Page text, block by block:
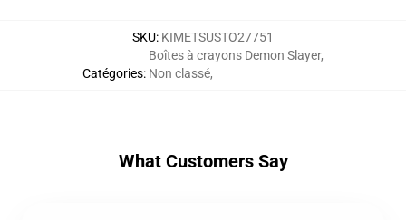
SKU: KIMETSUSTO27751
Catégories:
Boîtes à crayons Demon Slayer,
Non classé,
What Customers Say